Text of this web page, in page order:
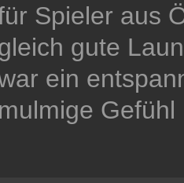
Spieler aus
gute
ein
mulmige